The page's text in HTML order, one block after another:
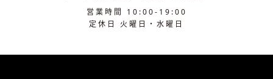
営業時間 10:00-19:00
定休日 火曜日・水曜日